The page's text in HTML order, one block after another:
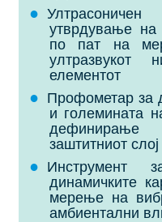
утврдување на
по пат на
ултразвукот
елементот
Профометар за
и големината
заштитниот
Инструмент
динамичките
мерење на
амбиентални